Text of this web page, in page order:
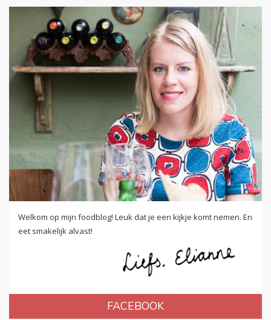
Welkom op mijn foodblog! Leuk dat je een kijkje komt nemen. En
eet smakelijk alvast!
FACEBOOK